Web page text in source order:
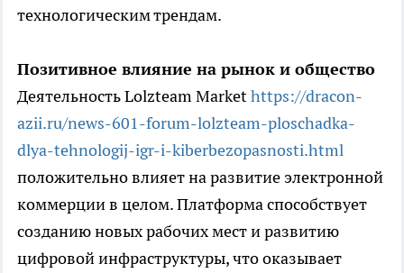
технологическим трендам.
Позитивное влияние на рынок и общество
Деятельность Lolzteam Markethttps://dracon-
azii.ru/news-601-forum-lolzteam-ploschadka-
dlya-tehnologij-igr-i-kiberbezopasnosti.html
положительно влияет на развитие электронной
коммерции в целом. Платформа способствует
созданию новых рабочих мест и развитию
цифровой инфраструктуры, что оказывает